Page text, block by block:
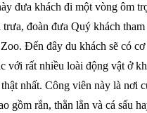
đưa khách đi một vòng ôm
trưa, đoàn đưa Quý khách
Đến đây du khách sẽ có cơ
với rất nhiều loài động vật ở
nhất. Công viên này là nơi
gồm rắn, thằn lằn và cá sấu